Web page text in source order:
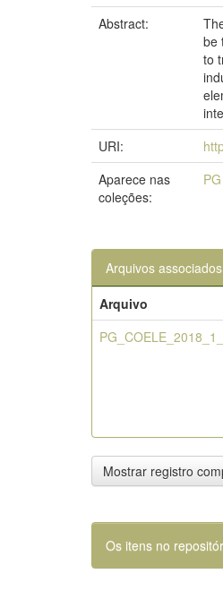
Abstract:
be
to
URI:
Aparece nas
coleções:
Arquivos
Arquivo
Mostrar registro
Os itens no